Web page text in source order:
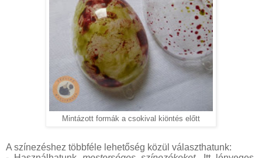
Mintázott formák a csokival kiöntés előtt
A színezéshez többféle lehetőség közül választhatunk: